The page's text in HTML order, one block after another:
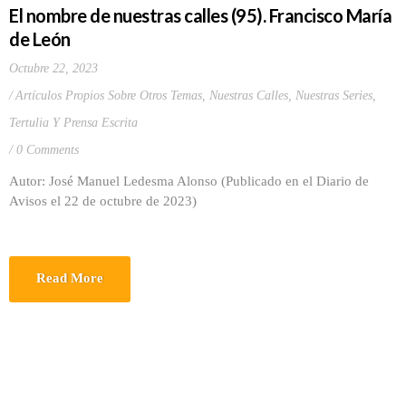
El nombre de nuestras calles (95). Francisco María
de León
Octubre 22, 2023
Artículos Propios Sobre Otros Temas, Nuestras Calles, Nuestras Series,
Tertulia Y Prensa Escrita
0 Comments
Autor: José Manuel Ledesma Alonso (Publicado en el Diario de
Avisos el 22 de octubre de 2023)
Read More